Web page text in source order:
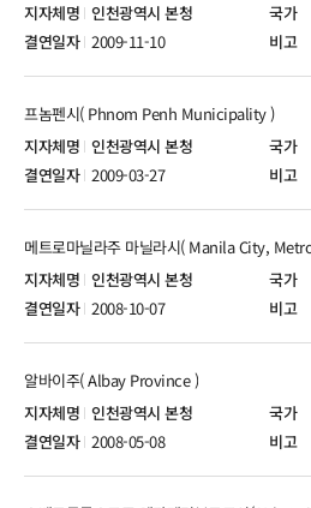
인천광역시 본청
2009-11-10
인천광역시 본청
프놈펜시( Phnom Penh Municipality )
2009-03-27
인천광역시 본청
메트로마닐라주 마닐라시( Manila City,
2008-10-07
인천광역시 본청
알바이주( Albay Province )
2008-05-08